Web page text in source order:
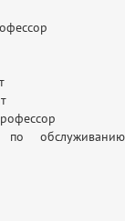
обслуживанию